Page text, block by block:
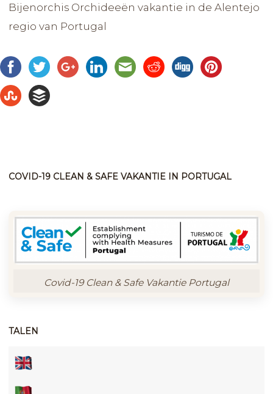
Bijenorchis Orchideeën vakantie in de Alentejo
regio van Portugal
COVID-19 CLEAN & SAFE VAKANTIE IN PORTUGAL
Covid-19 Clean & Safe Vakantie Portugal
TALEN